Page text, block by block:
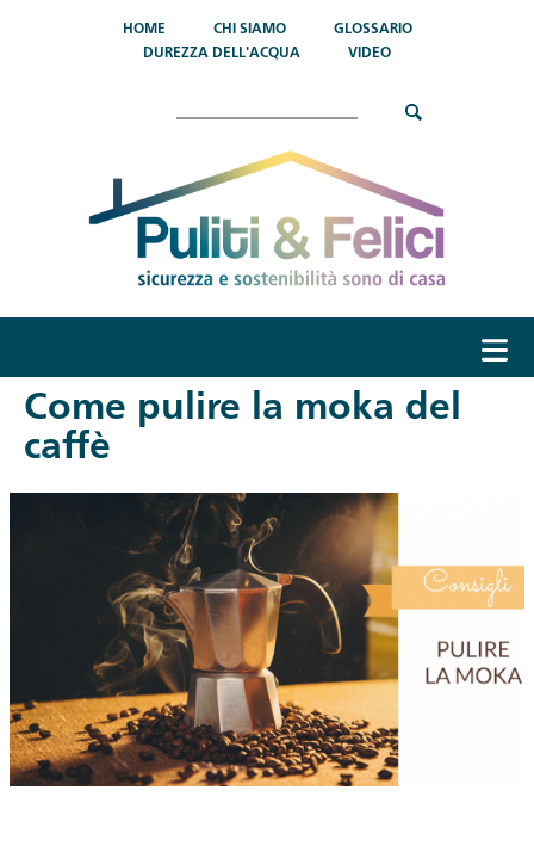
HOME CHI SIAMO
GLOSSARIO
DUREZZA DELL'ACQUA
VIDEO
menu
Come pulire la moka del
caffè